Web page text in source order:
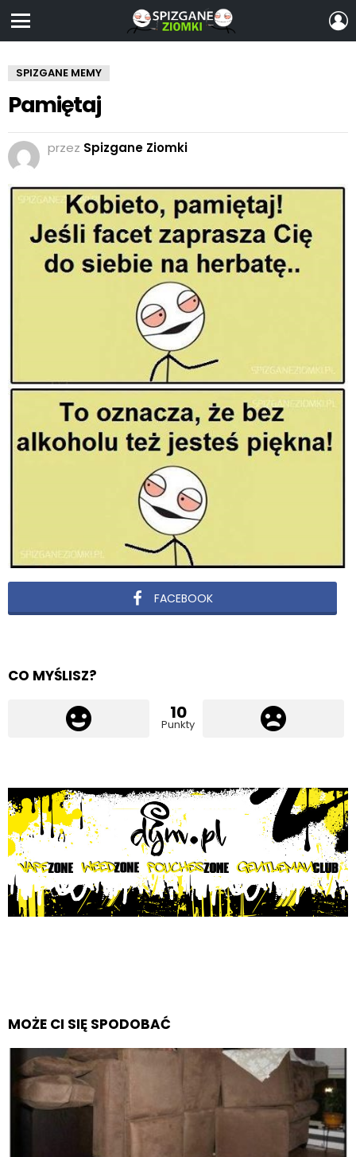
SPIZGANE MEMY
Pamiętaj
przez Spizgane Ziomki
FACEBOOK
CO MYŚLISZ?
10
Punkty
MOŻE CI SIĘ SPODOBAĆ